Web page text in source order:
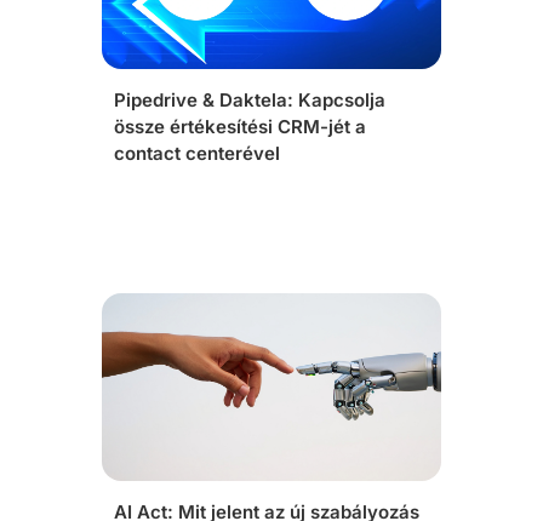
Pipedrive & Daktela: Kapcsolja
össze értékesítési CRM-jét a
contact centerével
AI Act: Mit jelent az új szabályozás